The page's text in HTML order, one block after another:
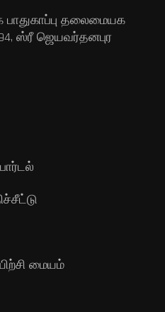
தலைமையக
ஸ்ரீ ஜெயவர்தனபுர
மையம்